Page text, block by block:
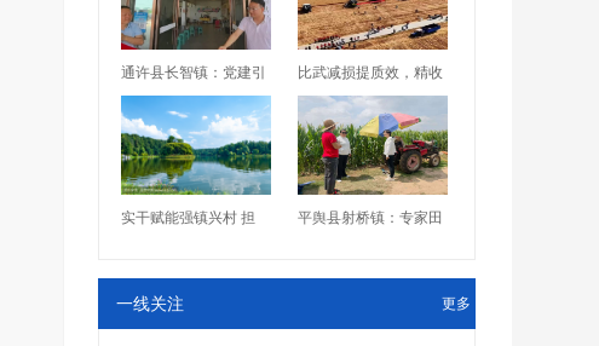
通许县长智镇：党建引 比武减损提质效，精收
实干赋能强镇兴村 担 平舆县射桥镇：专家田
一线关注 更多